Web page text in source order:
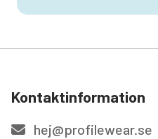
Kontaktinformation
hej@profilewear.se